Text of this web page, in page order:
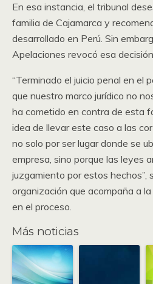
En esa instancia, el tribunal
familia de Cajamarca y
desarrollado en Perú. Sin
Apelaciones revocó esa
“Terminado el juicio penal en el
que nuestro marco jurídico no
ha cometido en contra de esta
idea de llevar este caso a las
no solo por ser lugar donde se
empresa, sino porque las leyes
juzgamiento por estos hechos”,
organización que acompaña a
en el proceso.
Más noticias